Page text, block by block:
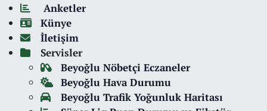
Anketler
Künye
İletişim
Servisler
Beyoğlu Nöbetçi Eczaneler
Beyoğlu Hava Durumu
Beyoğlu Trafik Yoğunluk Haritası